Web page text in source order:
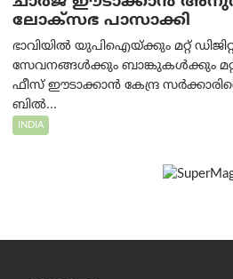
ലോക്‌സഭ പാസാക്കി
ഭാവിയിൽ യുപിഐയ്ക്കും മറ്റ്
സേവനങ്ങൾക്കും ബാങ്കുകൾക്കും
ഫീസ് ഈടാക്കാൻ കേന്ദ്ര
ബിൽ...
INDIA